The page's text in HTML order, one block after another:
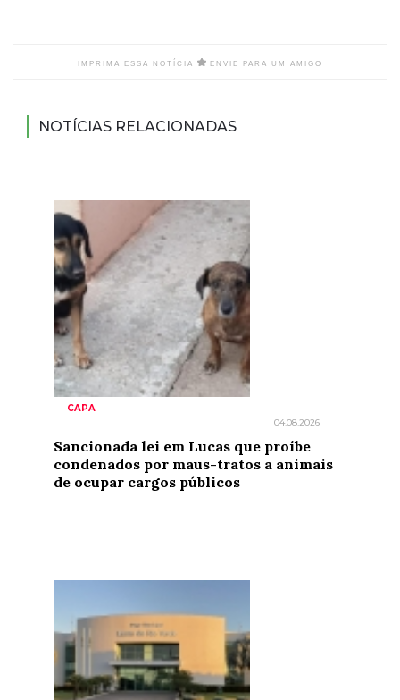
IMPRIMA ESSA NOTÍCIA ENVIE PARA UM AMIGO
NOTÍCIAS RELACIONADAS
CAPA
04.08.2026
Sancionada lei em Lucas que proíbe
condenados por maus-tratos a animais
de ocupar cargos públicos